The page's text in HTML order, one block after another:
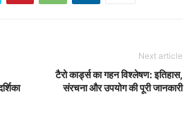
Next article
टैरो कार्ड्स का गहन विश्लेषण: इतिहास,
संरचना और उपयोग की पूरी जानकारी